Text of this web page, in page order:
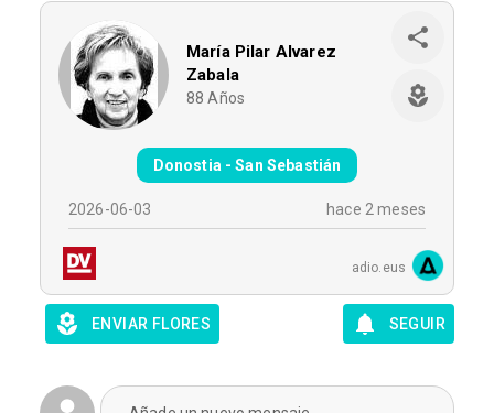
María Pilar Alvarez
Zabala
88 Años
Donostia - San Sebastián
2026-06-03 hace 2 meses
adio.eus
ENVIAR FLORES SEGUIR